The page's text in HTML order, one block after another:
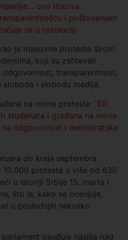
ovo izaziva
i poštovanjem
se u rezoluciji.
je masovne proteste širom
koji su zahtevali
transparentnost,
sloboda i slobodu medija.
na mirne proteste: “EP
studenata i građana na mirne
odgovornost i demokratske
do kraja septembra
protesta u više od 630
u istoriji Srbije 15. marta i
što je, kako se ocenjuje,
u poslednjih nekoliko
osuđuje nasilje nad